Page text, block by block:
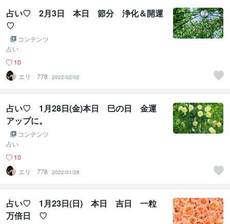
占い♡ 2月3日 本日 節分 浄化＆開運
♡
コンテンツ
占い
10
エリ 778
2022/02/02
占い♡ 1月28日(金)本日 巳の日 金運
アップに。
コンテンツ
占い
10
エリ 778
2022/01/28
占い♡ 1月23日(日) 本日 吉日 一粒
万倍日 ♡